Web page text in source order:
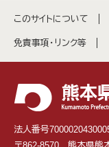
このサイトについて
免責事項・リンク等
法人番号